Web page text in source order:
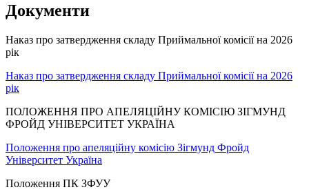
Документи
Наказ про затвердження складу Приймальної комісії на 2026
рік
Наказ про затвердження складу Приймальної комісії на 2026
рік
ПОЛОЖЕННЯ ПРО АПЕЛЯЦІЙНУ КОМІСІЮ ЗІГМУНД
ФРОЙД УНІВЕРСИТЕТ УКРАЇНА
Положення про апеляційну комісію Зігмунд Фройд
Університет Україна
Положення ПК ЗФУУ